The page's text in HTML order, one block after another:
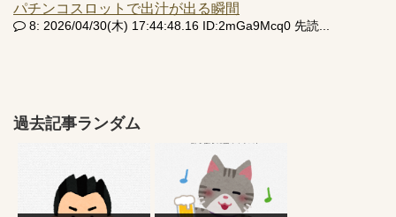
パチンコスロットで出汁が出る瞬間
8: 2026/04/30(木) 17:44:48.16 ID:2mGa9Mcq0 先読...
過去記事ランダム